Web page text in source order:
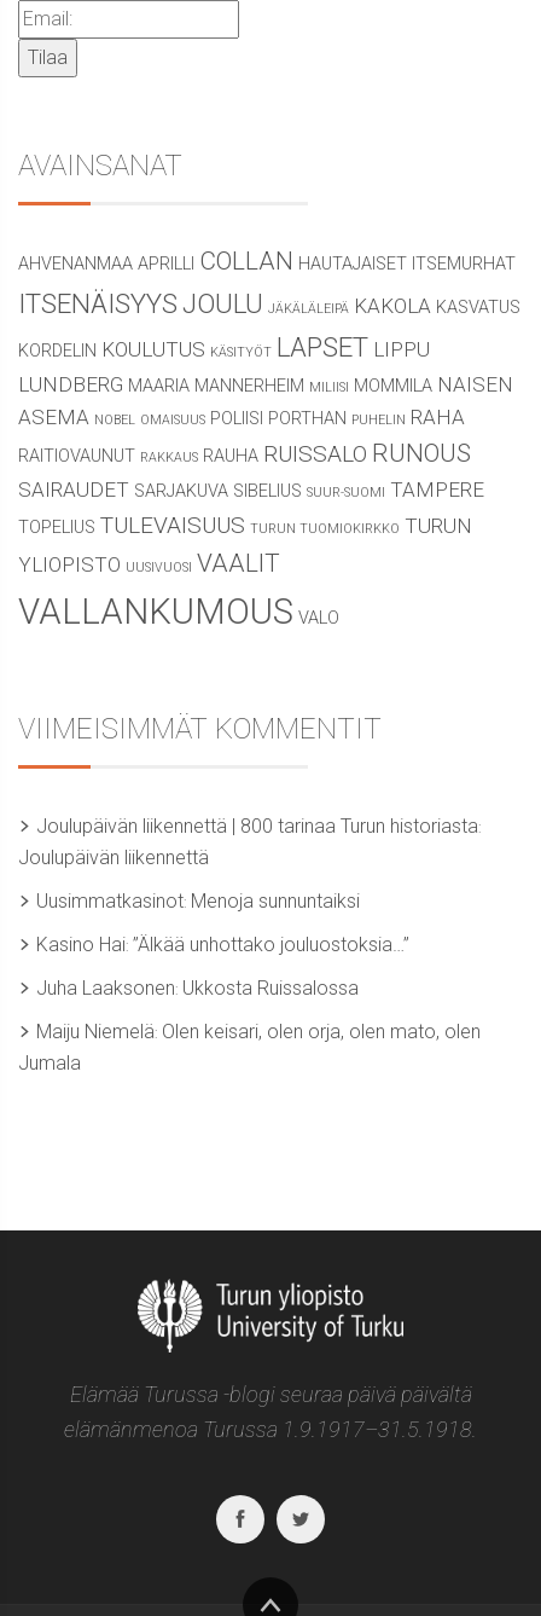
AVAINSANAT
AHVENANMAA APRILLI COLLAN HAUTAJAISET ITSEMURHAT
ITSENÄISYYS JOULU JÄKÄLÄLEIPÄ KAKOLA KASVATUS
KORDELIN KOULUTUS KÄSITYÖT LAPSET LIPPU
LUNDBERG MAARIA MANNERHEIM MILIISI MOMMILA NAISEN
ASEMA NOBEL OMAISUUS POLIISI PORTHAN PUHELIN RAHA
RAITIOVAUNUT RAKKAUS RAUHA RUISSALO RUNOUS
SAIRAUDET SARJAKUVA SIBELIUS SUUR-SUOMI TAMPERE
TOPELIUS TULEVAISUUS TURUN TUOMIOKIRKKO TURUN
YLIOPISTO UUSIVUOSI VAALIT
VALLANKUMOUS VALO
VIIMEISIMMÄT KOMMENTIT
Joulupäivän liikennettä | 800 tarinaa Turun historiasta:
Joulupäivän liikennettä
Uusimmatkasinot: Menoja sunnuntaiksi
Kasino Hai: ”Älkää unhottako jouluostoksia…”
Juha Laaksonen: Ukkosta Ruissalossa
Maiju Niemelä: Olen keisari, olen orja, olen mato, olen
Jumala
Elämää Turussa -blogi seuraa päivä päivältä
elämänmenoa Turussa 1.9.1917–31.5.1918.
FacebookTwitter